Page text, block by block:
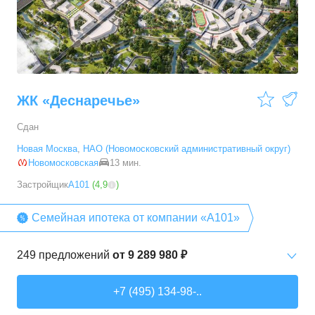
3-комн. кв. от9 786 520 ₽
54,28–88,2м² 19 предложений
ЖК «Деснаречье»
Сдан
Новая Москва, НАО (Новомосковский административный округ)
Новомосковская
13 мин.
ЗастройщикА101 (4,9 )
Семейная ипотека от компании «А101»
249 предложений от 9 289 980 ₽
+7 (495) 134-98-..